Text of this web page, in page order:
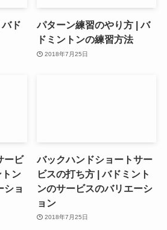
ド
パターン練習のやり方 | バ
ドミントンの練習方法
2018年7月25日
ービ
トン
ショ
バックハンドショートサー
ビスの打ち方 | バドミント
ンのサービスのバリエーシ
ョン
2018年7月25日